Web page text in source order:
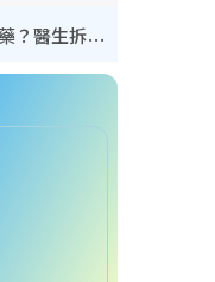
網傳公院改用內地/副廠藥？醫生拆解正副廠分別 揭4類人換藥隨時出事